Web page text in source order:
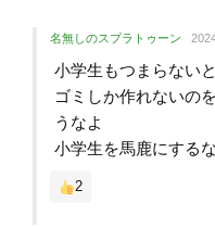
名無しのスプラトゥーン
小学生もつまらない
ゴミしか作れないの
うなよ
小学生を馬鹿にするな
2